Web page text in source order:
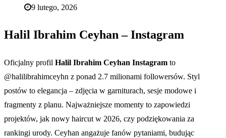
9 lutego, 2026
Halil Ibrahim Ceyhan – Instagram
Oficjalny profil Halil Ibrahim Ceyhan Instagram to
@halilibrahimceyhn z ponad 2.7 milionami followersów. Styl
postów to elegancja – zdjęcia w garniturach, sesje modowe i
fragmenty z planu. Najważniejsze momenty to zapowiedzi
projektów, jak nowy haircut w 2026, czy podziękowania za
rankingi urody. Ceyhan angażuje fanów pytaniami, budując